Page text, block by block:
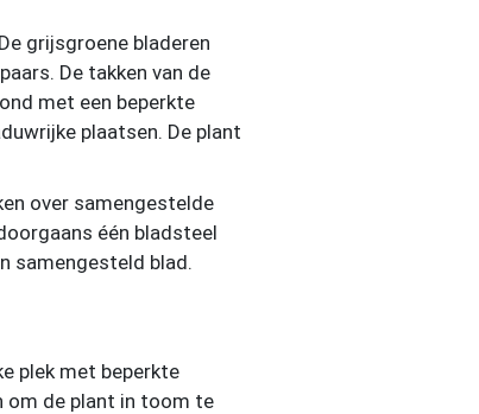
grijsgroene bladeren
De takken van de
met een beperkte
plaatsen. De plant
over samengestelde
één bladsteel
samengesteld blad.
plek met beperkte
om de plant in toom te